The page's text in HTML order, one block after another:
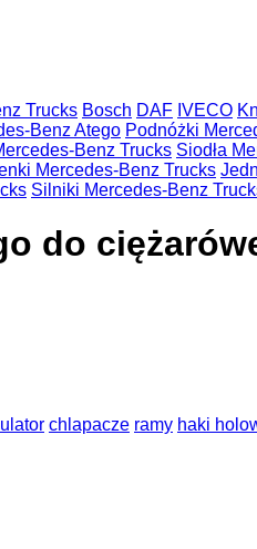
Trucks Bosch DAF IVECO
Benz Atego Podnóżki
Benz Trucks Siodła
Mercedes-Benz Trucks
Silniki Mercedes-Benz
do
chlapacze ramy haki